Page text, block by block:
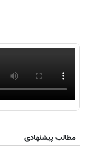
مطالب پیشنهادی